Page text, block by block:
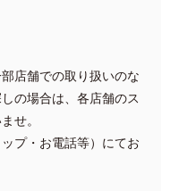
店舗での取り扱いのな
の場合は、各店舗のス
せ。
プ・お電話等）にてお